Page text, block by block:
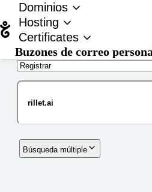
Dominios
Hosting
Certificates
Buzones de correo
Búsqueda múltiple